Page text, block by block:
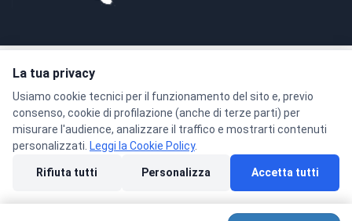
Pagamenti sicuri con crittografia SSL a 128 bit
Privacy Policy Condizioni di VenditaCookie Policy Preferenze cookie
La tua privacy
Usiamo cookie tecnici per il funzionamento del sito e, previo
consenso, cookie di profilazione (anche di terze parti) per
misurare l'audience, analizzare il traffico e mostrarti contenuti
personalizzati. Leggi la Cookie Policy.
Rifiuta tutti Personalizza Accetta tutti